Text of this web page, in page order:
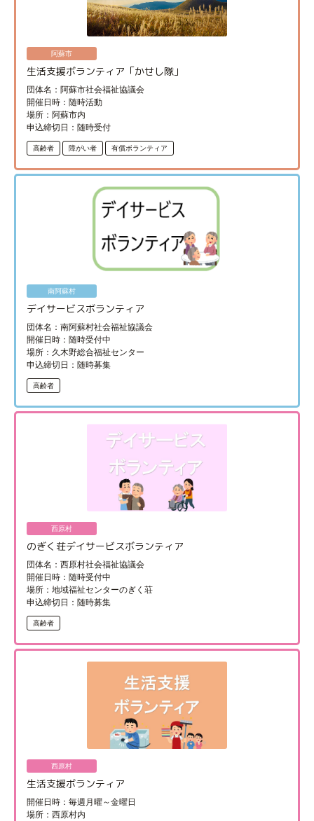
阿蘇市
生活支援ボランティア「かせし隊」
団体名：阿蘇市社会福祉協議会
開催日時：随時活動
場所：阿蘇市内
申込締切日：随時受付
高齢者 障がい者 有償ボランティア
南阿蘇村
デイサービスボランティア
団体名：南阿蘇村社会福祉協議会
開催日時：随時受付中
場所：久木野総合福祉センター
申込締切日：随時募集
高齢者
西原村
のぎく荘デイサービスボランティア
団体名：西原村社会福祉協議会
開催日時：随時受付中
場所：地域福祉センターのぎく荘
申込締切日：随時募集
高齢者
西原村
生活支援ボランティア
開催日時：毎週月曜～金曜日
場所：西原村内